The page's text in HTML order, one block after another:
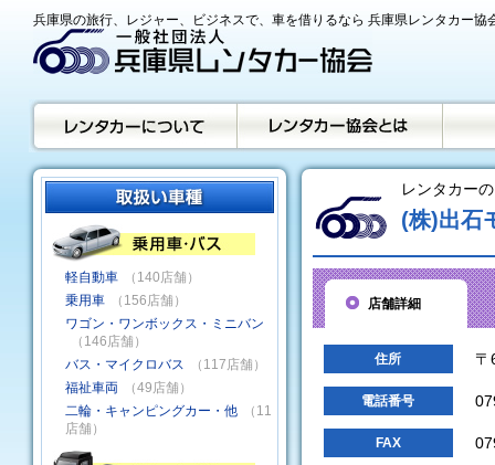
兵庫県の旅行、レジャー、ビジネスで、車を借りるなら 兵庫県レンタカー協
レンタカー
(株)出石
店舗詳細
住所 〒
電話番号
FAX
軽自動車
（140店舗）
乗用車
（156店舗）
ワゴン・ワンボックス・ミニバン
（146店舗）
バス・マイクロバス
（117店舗）
福祉車両
（49店舗）
二輪・キャンピングカー・他
（11
店舗）